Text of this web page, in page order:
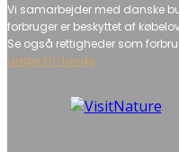
Vi samarbejder med danske
forbruger er beskyttet af
Se også rettigheder som
andre EU-lande